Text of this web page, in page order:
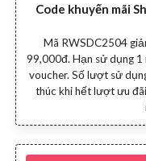
Code khuyến mãi
Mã RWSDC2504
99,000đ. Hạn sử dụng 1
voucher. Số lượt sử
thúc khi hết lượt ưu